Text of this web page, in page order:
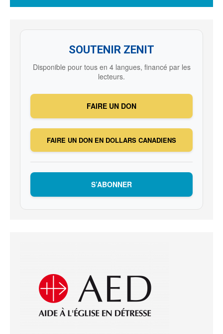
SOUTENIR ZENIT
Disponible pour tous en 4 langues, financé par les
lecteurs.
FAIRE UN DON
FAIRE UN DON EN DOLLARS CANADIENS
S’ABONNER